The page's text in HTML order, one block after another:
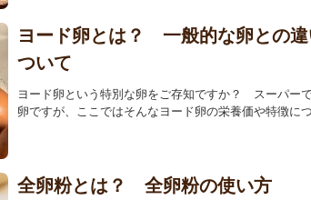
ヨード卵とは？ 一般的な卵との違
ついて
ヨード卵という特別な卵をご存知ですか？ スーパー
卵ですが、ここではそんなヨード卵の栄養価や特徴に
全卵粉とは？ 全卵粉の使い方